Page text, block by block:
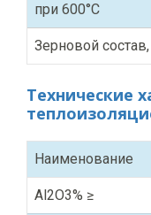
при 600°C
Зерновой
№ 2
№ 0,063
Кажущаяся
Технические
Наименование
Al2O3% ≥